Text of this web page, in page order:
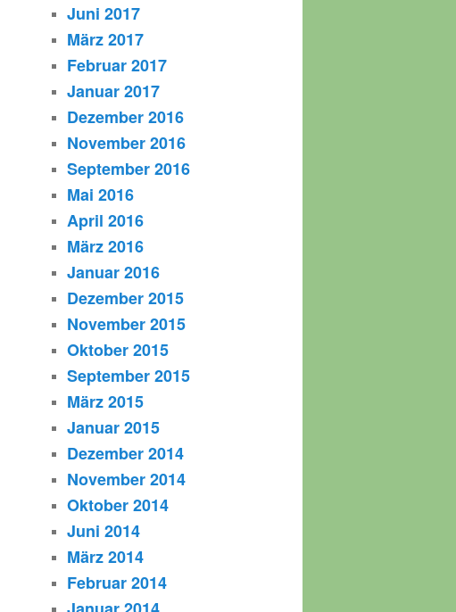
Juni 2017
März 2017
Februar 2017
Januar 2017
Dezember 2016
November 2016
September 2016
Mai 2016
April 2016
März 2016
Januar 2016
Dezember 2015
November 2015
Oktober 2015
September 2015
März 2015
Januar 2015
Dezember 2014
November 2014
Oktober 2014
Juni 2014
März 2014
Februar 2014